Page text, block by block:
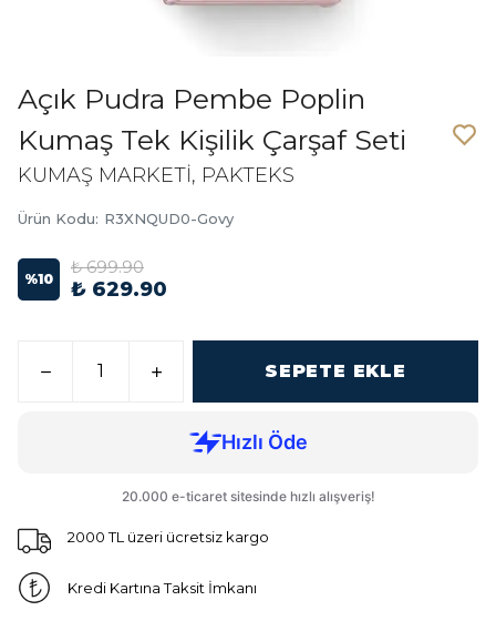
Açık Pudra Pembe Poplin
Kumaş Tek Kişilik Çarşaf Seti
KUMAŞ MARKETİ, PAKTEKS
Ürün Kodu: R3XNQUD0-Govy
%10
₺ 699.90
₺ 629.90
SEPETE EKLE
2000 TL üzeri ücretsiz kargo
Kredi Kartına Taksit İmkanı